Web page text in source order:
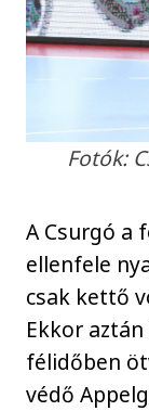
Fotók:
A Csurgó a
ellenfele
csak kettő
Ekkor
félidőben
védő